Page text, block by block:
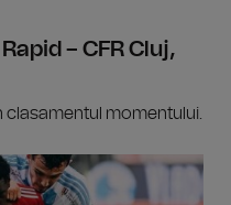
– CFR Cluj,
clasamentul momentului.